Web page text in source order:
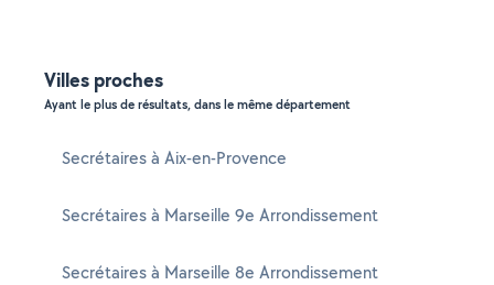
Villes proches
Ayant le plus de résultats, dans le même département
Secrétaires à Aix-en-Provence
Secrétaires à Marseille 9e Arrondissement
Secrétaires à Marseille 8e Arrondissement